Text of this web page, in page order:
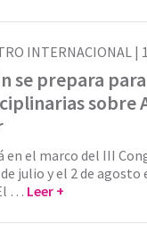
INTERNACIONAL |
se prepara
sobre
en el marco del III
julio y el 2 de agosto
… Leer +